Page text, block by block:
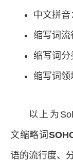
中文拼
缩写词流
缩写词分
缩写词领
以上为
文缩略词
语的流行度、